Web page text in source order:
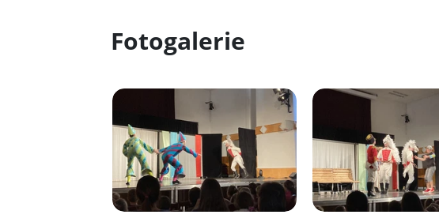
Fotogalerie